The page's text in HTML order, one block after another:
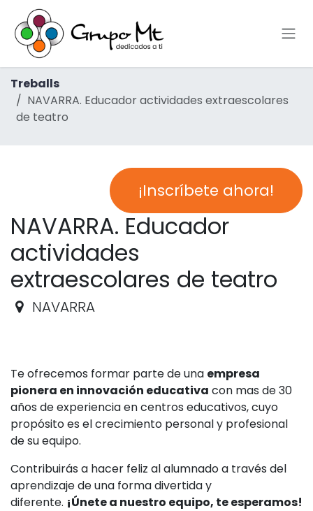
Skip to Content
Treballs
NAVARRA. Educador actividades extraescolares
de teatro
¡Inscríbete ahora!
NAVARRA. Educador
actividades
extraescolares de teatro
NAVARRA
Te ofrecemos formar parte de una empresa
pionera en innovación educativa con mas de 30
años de experiencia en centros educativos, cuyo
propósito es el crecimiento personal y profesional
de su equipo.
Contribuirás a hacer feliz al alumnado a través del
aprendizaje de una forma divertida y
diferente. ¡Únete a nuestro equipo, te esperamos!